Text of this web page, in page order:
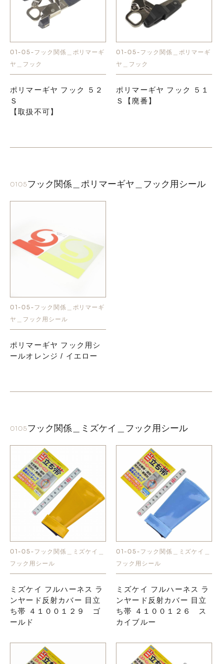
01-05-フック関係＿ポリマーギ
ヤ＿フック
ポリマーギヤ フック ５２
Ｓ
【取扱不可】
01-05-フック関係＿ポリマーギ
ヤ＿フック
ポリマーギヤ フック ５１
Ｓ【廃番】
0105フック関係＿ポリマーギヤ＿フック用シール
01-05-フック関係＿ポリマーギ
ヤ＿フック用シール
ポリマーギヤ フック用シ
ールオレンジ / イエロー
0105フック関係＿ミズケイ＿フック用シール
01-05-フック関係＿ミズケイ＿
フック用シール
ミズケイ フルハーネス ラ
ンヤード反射カバー 目立
ち帯 ４１００１２９ ゴ
ールド
01-05-フック関係＿ミズケイ＿
フック用シール
ミズケイ フルハーネス ラ
ンヤード反射カバー 目立
ち帯 ４１００１２６ ス
カイブルー